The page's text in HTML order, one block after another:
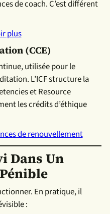
de coach. C’est différent
plus
(CCE)
utilisée pour le
L’ICF structure la
et Resource
les crédits d’éthique
de renouvellement
Dans Un
En pratique, il
: